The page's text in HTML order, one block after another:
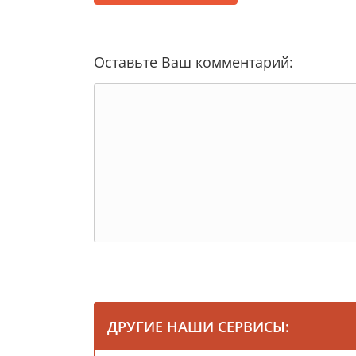
Оставьте Ваш комментарий:
ДРУГИЕ НАШИ СЕРВИСЫ: